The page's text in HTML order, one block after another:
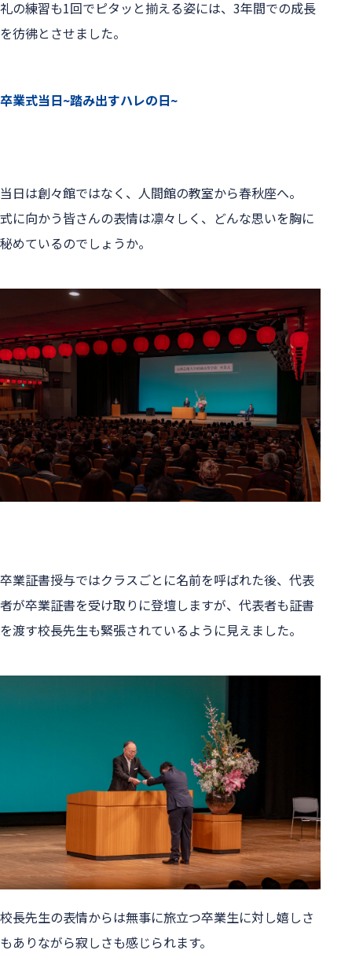
礼の練習も1回でピタッと揃える姿には、3年間での成長
を彷彿とさせました。
卒業式当日~踏み出すハレの日~
当日は創々館ではなく、人間館の教室から春秋座へ。
式に向かう皆さんの表情は凛々しく、どんな思いを胸に
秘めているのでしょうか。
卒業証書授与ではクラスごとに名前を呼ばれた後、代表
者が卒業証書を受け取りに登壇しますが、代表者も証書
を渡す校長先生も緊張されているように見えました。
校長先生の表情からは無事に旅立つ卒業生に対し嬉しさ
もありながら寂しさも感じられます。